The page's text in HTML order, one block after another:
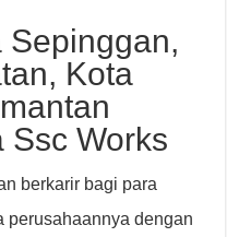
Sepinggan,
Kota
Ssc Works
berkarir bagi para
perusahaannya dengan